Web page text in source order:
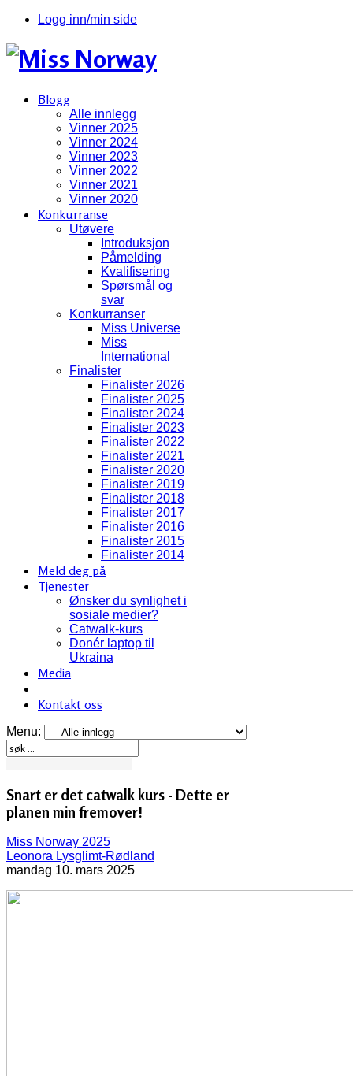
Logg inn/min side
Blogg
Alle innlegg
Vinner 2025
Vinner 2024
Vinner 2023
Vinner 2022
Vinner 2021
Vinner 2020
Konkurranse
Utøvere
Introduksjon
Påmelding
Kvalifisering
Spørsmål og
svar
Konkurranser
Miss Universe
Miss
International
Finalister
Finalister 2026
Finalister 2025
Finalister 2024
Finalister 2023
Finalister 2022
Finalister 2021
Finalister 2020
Finalister 2019
Finalister 2018
Finalister 2017
Finalister 2016
Finalister 2015
Finalister 2014
Meld deg på
Tjenester
Ønsker du synlighet i
sosiale medier?
Catwalk-kurs
Donér laptop til
Ukraina
Media
Kontakt oss
Menu:
Snart er det catwalk kurs - Dette er
planen min fremover!
Miss Norway 2025
Leonora Lysglimt-Rødland
mandag 10. mars 2025